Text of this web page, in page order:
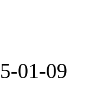
01-09